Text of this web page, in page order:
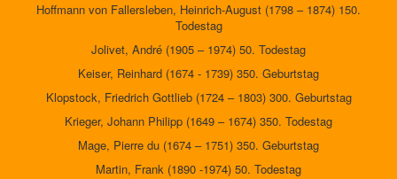
Hoffmann von Fallersleben, Heinrich-August (1798 – 1874) 150.
Todestag
Jolivet, André (1905 – 1974) 50. Todestag
Keiser, Reinhard (1674 - 1739) 350. Geburtstag
Klopstock, Friedrich Gottlieb (1724 – 1803) 300. Geburtstag
Krieger, Johann Philipp (1649 – 1674) 350. Todestag
Mage, Pierre du (1674 – 1751) 350. Geburtstag
Martin, Frank (1890 -1974) 50. Todestag